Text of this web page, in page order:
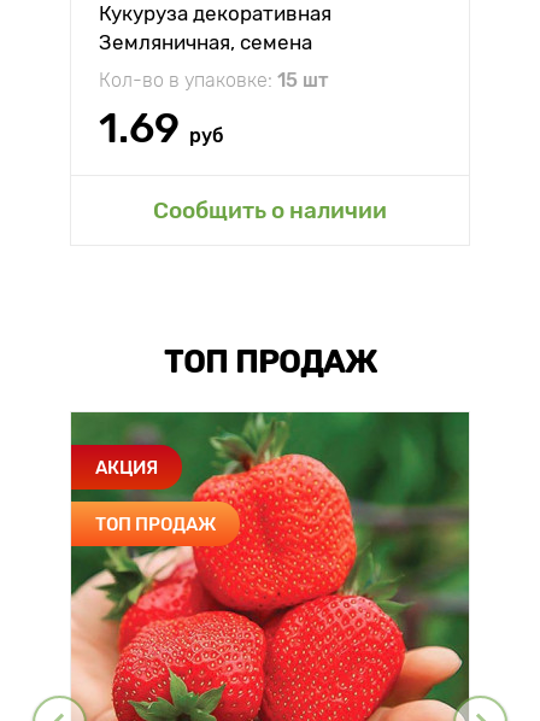
Кукуруза декоративная
Земляничная, семена
Кол-во в упаковке: 15 шт
1.69 руб
Сообщить о наличии
ТОП ПРОДАЖ
АКЦИЯ
ТОП ПРОДАЖ